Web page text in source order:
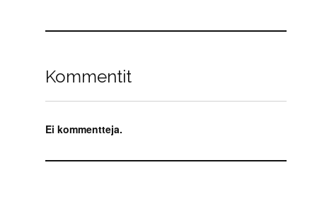
Kommentit
Ei kommentteja.